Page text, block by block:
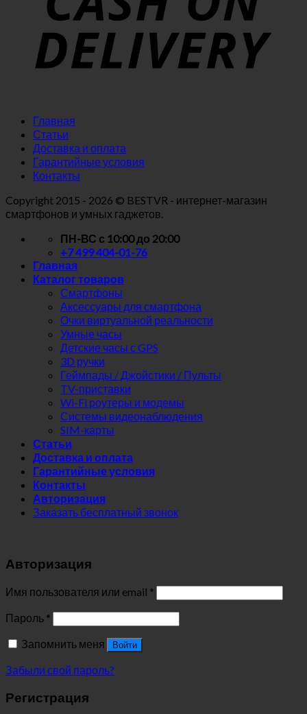
Главная
Статьи
Доставка и оплата
Гарантийные условия
Контакты
Copyright 2015 - 2026 © BESTVR - интернет-магазин
смартфонов и умных гаджетов.
ПН-ВС с 10:00 до 20:00
+7 499 404-01-76
Главная
Каталог товаров
Смартфоны
Аксессуары для смартфона
Очки виртуальной реальности
Умные часы
Детские часы с GPS
3D ручки
Геймпады / Джойстики / Пульты
TV-приставки
Wi-Fi роутеры и модемы
Системы видеонаблюдения
SIM-карты
Статьи
Доставка и оплата
Гарантийные условия
Контакты
Авторизация
Заказать бесплатный звонок
Авторизация
Имя пользователя или email *
Пароль *
Запомнить меня
Войти
Забыли свой пароль?
Регистрация